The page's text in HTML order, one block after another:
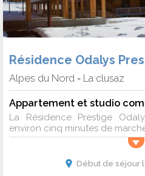
Résidence Odalys
Alpes du Nord - La clusaz
La Résidence Prestige
environ cinq minutes de
Début de séjour